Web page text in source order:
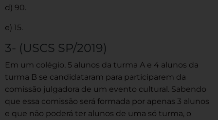
d) 90.
e) 15.
3- (USCS SP/2019)
Em um colégio, 5 alunos da turma A e 4 alunos da
turma B se candidataram para participarem da
comissão julgadora de um evento cultural. Sabendo
que essa comissão será formada por apenas 3 alunos
e que não poderá ter alunos de uma só turma, o